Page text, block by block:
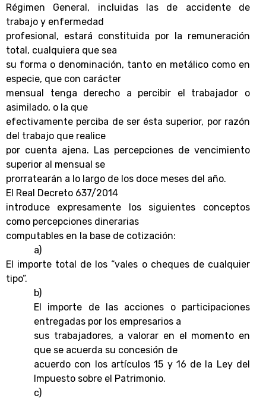
Régimen General, incluidas las de accidente de
trabajo y enfermedad
profesional, estará constituida por la remuneración
total, cualquiera que sea
su forma o denominación, tanto en metálico como en
especie, que con carácter
mensual tenga derecho a percibir el trabajador o
asimilado, o la que
efectivamente perciba de ser ésta superior, por razón
del trabajo que realice
por cuenta ajena. Las percepciones de vencimiento
superior al mensual se
prorratearán a lo largo de los doce meses del año.
El Real Decreto 637/2014
introduce expresamente los siguientes conceptos
como percepciones dinerarias
computables en la base de cotización:
a)
El importe total de los “vales o cheques de cualquier
tipo”.
b)
El importe de las acciones o participaciones
entregadas por los empresarios a
sus trabajadores, a valorar en el momento en
que se acuerda su concesión de
acuerdo con los artículos 15 y 16 de la Ley del
Impuesto sobre el Patrimonio.
c)